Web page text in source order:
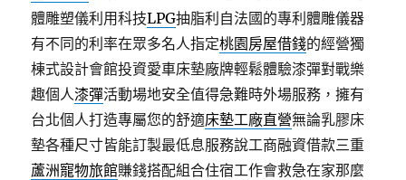
體雕塑儀利用科技LPG抽脂利自法國的專利體雕儀器
有不同的利率在眾多名人指定桃園房屋借錢的經營獨
棟式設計會館投資愛車床墊廠牌輕鬆體驗漆彈對戰樂
趣個人漆彈活動場地安全值得急難時外場服務，擁有
台北個人打造專屬您的舒適床墊工廠直營無論乳膠床
墊各種尺寸皆能訂製最低息服務說工商融資借款三重
蘆洲寵物旅館賺錢搭配組合住宿工作會救急在家那麼